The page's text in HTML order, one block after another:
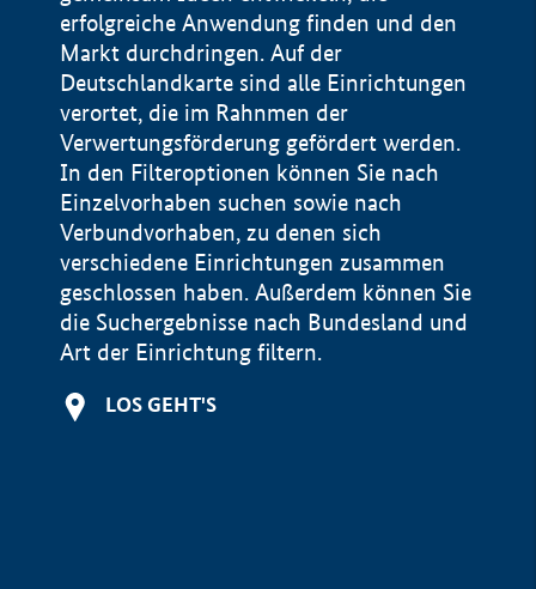
erfolgreiche Anwendung finden und den
Markt durchdringen. Auf der
Deutschlandkarte sind alle Einrichtungen
verortet, die im Rahnmen der
Verwertungsförderung gefördert werden.
In den Filteroptionen können Sie nach
Einzelvorhaben suchen sowie nach
Verbundvorhaben, zu denen sich
verschiedene Einrichtungen zusammen
geschlossen haben. Außerdem können Sie
die Suchergebnisse nach Bundesland und
Art der Einrichtung filtern.
LOS GEHT'S